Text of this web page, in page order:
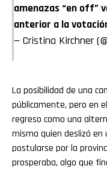
amenazas “en off”
anterior a la
— Cristina Kirchner
La posibilidad de una
públicamente, pero en
regreso como una
misma quien deslizó
postularse por la
prosperaba, algo que